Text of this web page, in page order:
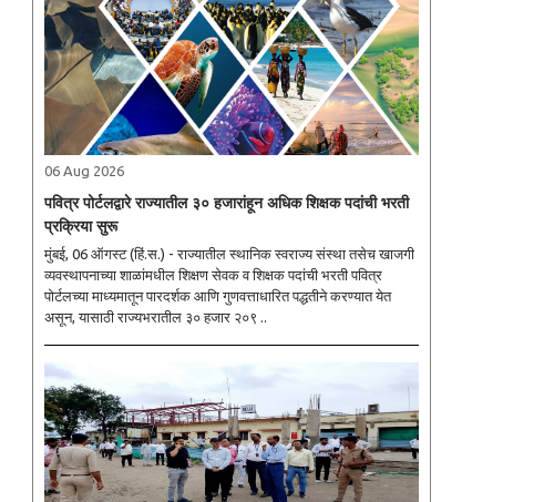
06 Aug 2026
पवित्र पोर्टलद्वारे राज्यातील ३० हजारांहून अधिक शिक्षक पदांची भरती
प्रक्रिया सुरू
मुंबई, 06 ऑगस्ट (हिं.स.) - राज्यातील स्थानिक स्वराज्य संस्था तसेच खाजगी
व्यवस्थापनाच्या शाळांमधील शिक्षण सेवक व शिक्षक पदांची भरती पवित्र
पोर्टलच्या माध्यमातून पारदर्शक आणि गुणवत्ताधारित पद्धतीने करण्यात येत
असून, यासाठी राज्यभरातील ३० हजार २०९ ..